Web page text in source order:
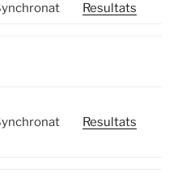
Resultats
Resultats